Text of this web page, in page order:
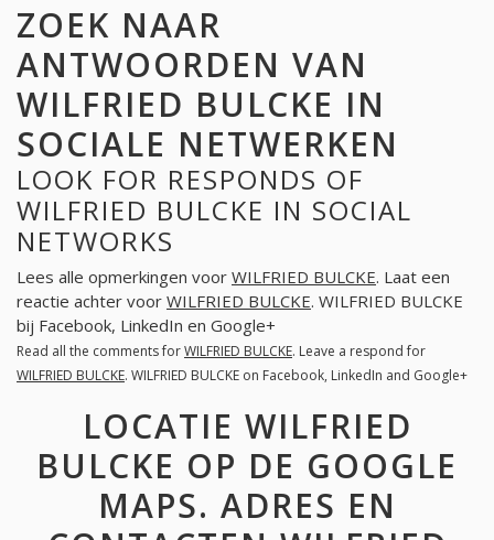
ZOEK NAAR
ANTWOORDEN VAN
WILFRIED BULCKE IN
SOCIALE NETWERKEN
LOOK FOR RESPONDS OF
WILFRIED BULCKE IN SOCIAL
NETWORKS
Lees alle opmerkingen voor WILFRIED BULCKE. Laat een
reactie achter voor WILFRIED BULCKE. WILFRIED BULCKE
bij Facebook, LinkedIn en Google+
Read all the comments forWILFRIED BULCKE. Leave a respond for
WILFRIED BULCKE. WILFRIED BULCKE on Facebook, LinkedIn and Google+
LOCATIE WILFRIED
BULCKE OP DE GOOGLE
MAPS. ADRES EN